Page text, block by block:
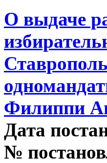
О выдаче
Филиппи
Дата
№